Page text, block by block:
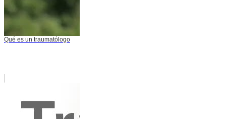
Qué es un traumatólogo